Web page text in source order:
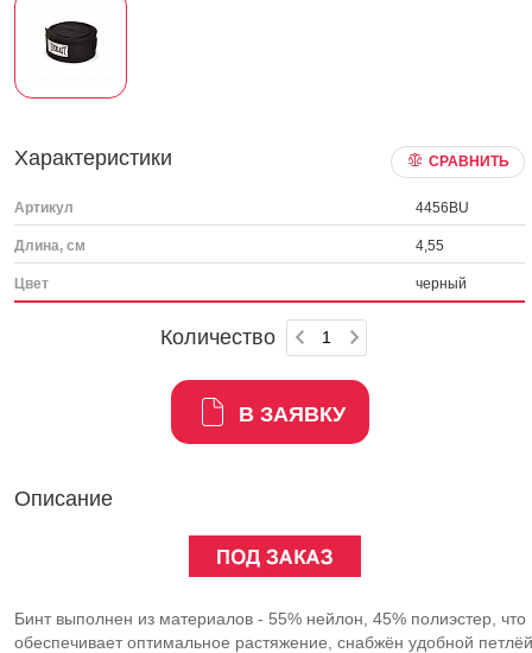
Характеристики СРАВНИТЬ
Артикул 4456BU
Длина, см 4,55
Цвет черный
Количество
В ЗАЯВКУ
Описание
Бинт выполнен из материалов - 55% нейлон, 45% полиэстер, что
обеспечивает оптимальное растяжение, снабжён удобной петлёй